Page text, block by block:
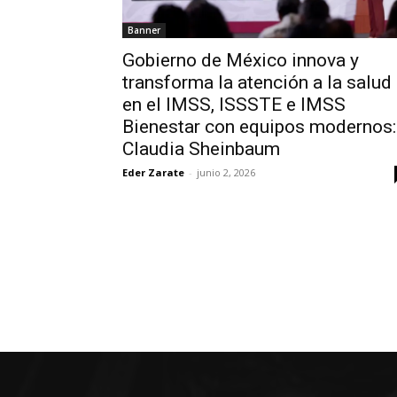
Banner
Gobierno de México innova y
transforma la atención a la salud
en el IMSS, ISSSTE e IMSS
Bienestar con equipos modernos:
Claudia Sheinbaum
Eder Zarate - junio 2, 2026